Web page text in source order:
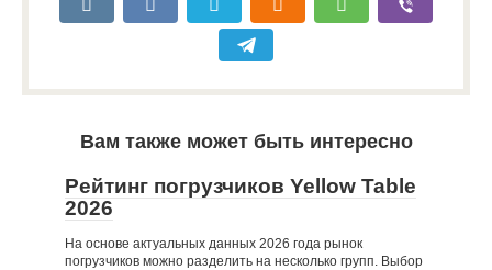
Вам также может быть интересно
Рейтинг погрузчиков Yellow Table
2026
На основе актуальных данных 2026 года рынок
погрузчиков можно разделить на несколько групп. Выбор